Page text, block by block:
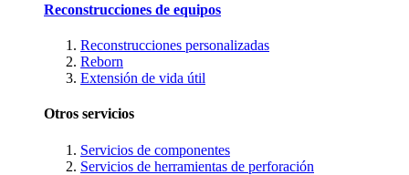
Reconstrucciones de equipos
Reconstrucciones personalizadas
Reborn
Extensión de vida útil
Otros servicios
Servicios de componentes
Servicios de herramientas de perforación